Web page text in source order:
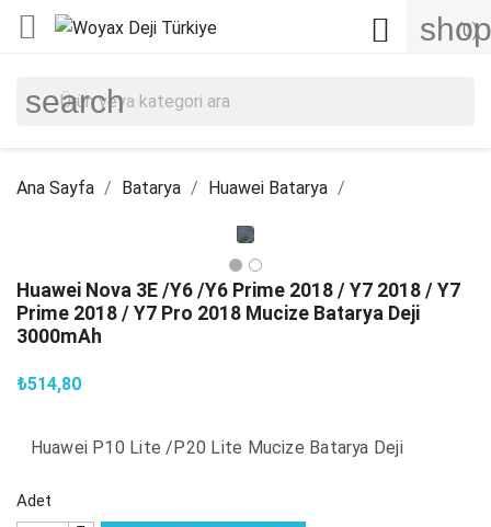
 (0)

search
Ana Sayfa Batarya Huawei Batarya
Huawei Nova 3E /Y6 /Y6 Prime 2018 / Y7 2018 / Y7
Prime 2018 / Y7 Pro 2018 Mucize Batarya Deji
3000mAh
₺514,80
Huawei P10 Lite /P20 Lite Mucize Batarya Deji
Adet